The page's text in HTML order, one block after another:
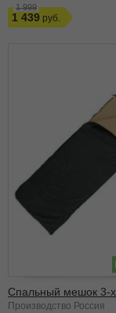
1 999
1 439
Спальный мешок 3-
Производство Россия